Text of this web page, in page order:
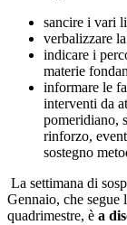
sancire i vari
verbalizzare
indicare i
materie
informare le
interventi da
pomeridiano,
rinforzo,
sostegno
La settimana di
Gennaio, che
quadrimestre, è a